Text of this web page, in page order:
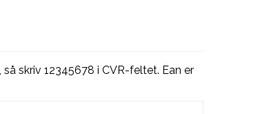
skriv 12345678 i CVR-feltet. Ean er